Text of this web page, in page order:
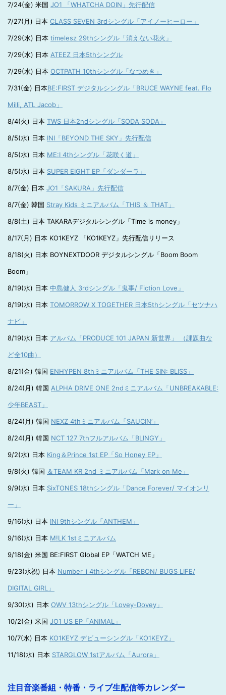
7/24(金) 米国 JO1 「WHATCHA DOIN」先行配信
7/27(月) 日本 CLASS SEVEN 3rdシングル「アイノーヒーロー」
7/29(水) 日本 timelesz 29thシングル「消えない花火」
7/29(水) 日本 ATEEZ 日本5thシングル
7/29(水) 日本 OCTPATH 10thシングル「なつめき」
7/31(金) 日本BE:FIRST デジタルシングル「BRUCE WAYNE feat. Flo
Milli, ATL Jacob」
8/4(火) 日本 TWS 日本2ndシングル「SODA SODA」
8/5(水) 日本 INI「BEYOND THE SKY」先行配信
8/5(水) 日本 ME:I 4thシングル「花咲く道」
8/5(水) 日本 SUPER EIGHT EP「ダンダーラ」
8/7(金) 日本 JO1「SAKURA」先行配信
8/7(金) 韓国 Stray Kids ミニアルバム「THIS ＆ THAT」
8/8(土) 日本 TAKARAデジタルシングル「Time is money」
8/17(月) 日本 KO1KEYZ 「KO1KEYZ」先行配信リリース
8/18(火) 日本 BOYNEXTDOOR デジタルシングル「Boom Boom
Boom」
8/19(水) 日本 中島健人 3rdシングル「鬼事/ Fiction Love」
8/19(水) 日本 TOMORROW X TOGETHER 日本5thシングル「セツナハ
ナビ」
8/19(水) 日本 アルバム「PRODUCE 101 JAPAN 新世界」 （課題曲な
ど全10曲）
8/21(金) 韓国 ENHYPEN 8thミニアルバム「THE SIN: BLISS」
8/24(月) 韓国 ALPHA DRIVE ONE 2ndミニアルバム「UNBREAKABLE:
少年BEAST」
8/24(月) 韓国 NEXZ 4thミニアルバム「SAUCIN’」
8/24(月) 韓国 NCT 127 7thフルアルバム「BLINGY」
9/2(水) 日本 King＆Prince 1st EP「So Honey EP」
9/8(火) 韓国 ＆TEAM KR 2nd ミニアルバム「Mark on Me」
9/9(水) 日本 SixTONES 18thシングル「Dance Forever/ マイオンリ
ー」
9/16(水) 日本 INI 9thシングル「ANTHEM」
9/16(水) 日本 M!LK 1stミニアルバム
9/18(金) 米国 BE:FIRST Global EP「WATCH ME」
9/23(水祝) 日本 Number_i 4thシングル「REBON/ BUGS LIFE/
DIGITAL GIRL」
9/30(水) 日本 OWV 13thシングル「Lovey-Dovey」
10/2(金) 米国 JO1 US EP「ANIMAL」
10/7(水) 日本 KO1KEYZ デビューシングル「KO1KEYZ」
11/18(水) 日本 STARGLOW 1stアルバム「Aurora」
注目音楽番組・特番・ライブ生配信等カレンダー